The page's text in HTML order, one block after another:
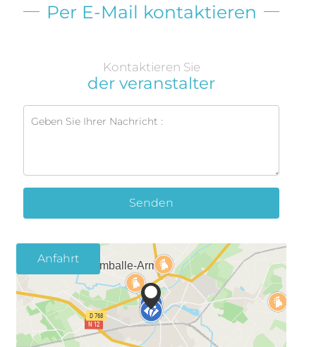
Per E-Mail kontaktieren
Kontaktieren Sie
der veranstalter
Senden
Anfahrt